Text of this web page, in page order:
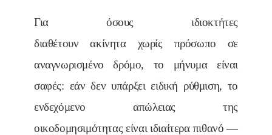
Για όσους ιδιοκτήτες
διαθέτουν ακίνητα χωρίς πρόσωπο σε
αναγνωρισμένο δρόμο, το μήνυμα είναι
σαφές: εάν δεν υπάρξει ειδική ρύθμιση, το
ενδεχόμενο απώλειας της
οικοδομησιμότητας είναι ιδιαίτερα πιθανό —